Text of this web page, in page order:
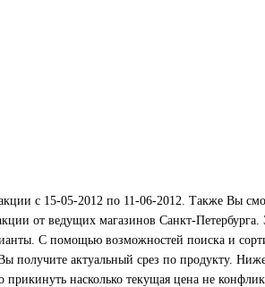
с 15-05-2012 по 11-06-2012. Также Вы
от ведущих магазинов Санкт-Петербурга.
С помощью возможностей поиска и
получите актуальный срез по продукту.
насколько текущая цена не